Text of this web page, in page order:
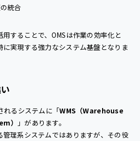
統合
することで、OMSは作業の効率化と
実現する強力なシステム基盤となりま
れるシステムに「WMS（Warehouse
）
」があります。
管理系システムではありますが、その役